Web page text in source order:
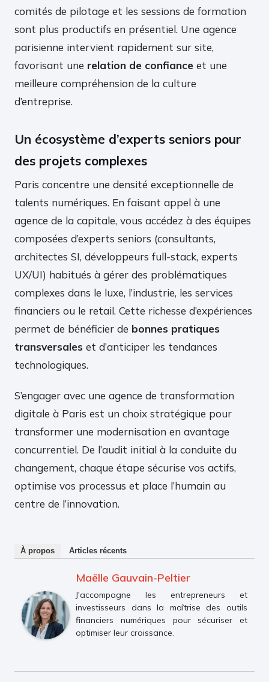
comités de pilotage et les sessions de formation
sont plus productifs en présentiel. Une agence
parisienne intervient rapidement sur site,
favorisant une relation de confiance et une
meilleure compréhension de la culture
d’entreprise.
Un écosystème d’experts seniors pour
des projets complexes
Paris concentre une densité exceptionnelle de
talents numériques. En faisant appel à une
agence de la capitale, vous accédez à des équipes
composées d’experts seniors (consultants,
architectes SI, développeurs full-stack, experts
UX/UI) habitués à gérer des problématiques
complexes dans le luxe, l’industrie, les services
financiers ou le retail. Cette richesse d’expériences
permet de bénéficier de bonnes pratiques
transversales et d’anticiper les tendances
technologiques.
S’engager avec une agence de transformation
digitale à Paris est un choix stratégique pour
transformer une modernisation en avantage
concurrentiel. De l’audit initial à la conduite du
changement, chaque étape sécurise vos actifs,
optimise vos processus et place l’humain au
centre de l’innovation.
À propos Articles récents
Maëlle Gauvain-Peltier
J'accompagne les entrepreneurs et
investisseurs dans la maîtrise des outils
financiers numériques pour sécuriser et
optimiser leur croissance.